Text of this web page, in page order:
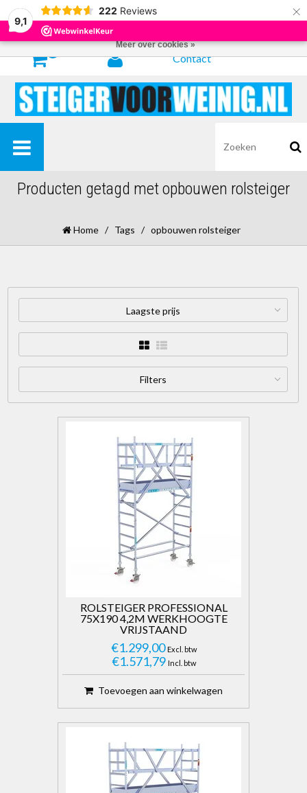
9,1
222 Reviews ×
Contact
Producten getagd met opbouwen rolsteiger
Home / Tags / opbouwen rolsteiger
Laagste prijs
Filters
ROLSTEIGER PROFESSIONAL
75X190 4,2M WERKHOOGTE
VRIJSTAAND
€1.299,00 Excl. btw
€1.571,79 Incl. btw
Toevoegen aan winkelwagen
Door het gebruiken van onze website, ga je akkoord met het gebruik van
cookies om onze website te verbeteren.
Meer over cookies »